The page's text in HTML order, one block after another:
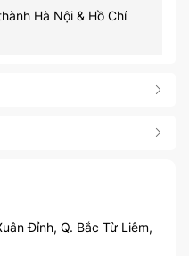
Hà Nội & Hồ Chí
Đỉnh, Q. Bắc Từ Liêm,